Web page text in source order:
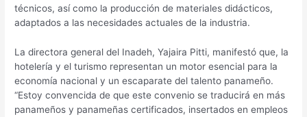
técnicos, así como la producción de materiales didácticos,
adaptados a las necesidades actuales de la industria.
La directora general del Inadeh, Yajaira Pitti, manifestó que, la
hotelería y el turismo representan un motor esencial para la
economía nacional y un escaparate del talento panameño.
“Estoy convencida de que este convenio se traducirá en más
panameños y panameñas certificados, insertados en empleos